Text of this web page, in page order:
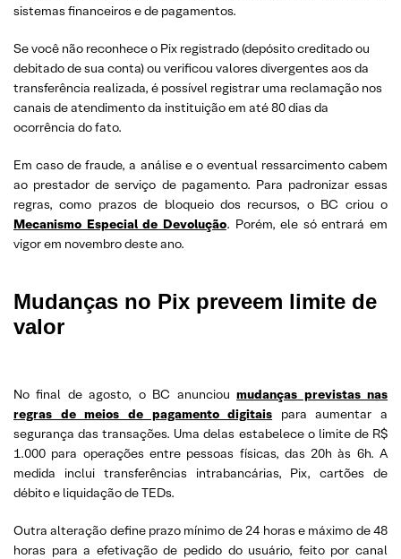
sistemas financeiros e de pagamentos.
Se você não reconhece o Pix registrado (depósito creditado ou
debitado de sua conta) ou verificou valores divergentes aos da
transferência realizada, é possível registrar uma reclamação nos
canais de atendimento da instituição em até 80 dias da
ocorrência do fato.
Em caso de fraude, a análise e o eventual ressarcimento cabem
ao prestador de serviço de pagamento. Para padronizar essas
regras, como prazos de bloqueio dos recursos, o BC criou o
Mecanismo Especial de Devolução. Porém, ele só entrará em
vigor em novembro deste ano.
Mudanças no Pix preveem limite de
valor
No final de agosto, o BC anuncioumudanças previstas nas
regras de meios de pagamento digitais para aumentar a
segurança das transações. Uma delas estabelece o limite de R$
1.000 para operações entre pessoas físicas, das 20h às 6h. A
medida inclui transferências intrabancárias, Pix, cartões de
débito e liquidação de TEDs.
Outra alteração define prazo mínimo de 24 horas e máximo de 48
horas para a efetivação de pedido do usuário, feito por canal